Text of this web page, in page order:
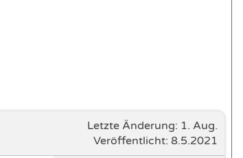
Letzte Änderung: 1. Aug.
Veröffentlicht: 8.5.2021